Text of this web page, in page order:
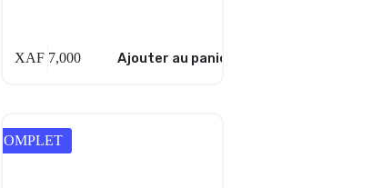
XAF 7,000 Ajouter au panier
COMPLET